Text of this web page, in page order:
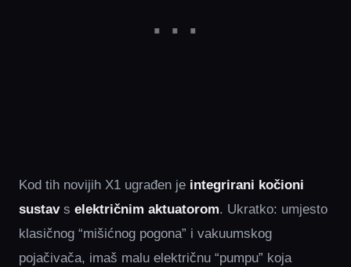
Kod tih novijih X1 ugrađen je integrirani kočioni
sustavs električnim aktuatorom. Ukratko: umjesto
klasičnog “mišićnog pogona” i vakuumskog
pojačivača, imaš malu električnu “pumpu” koja